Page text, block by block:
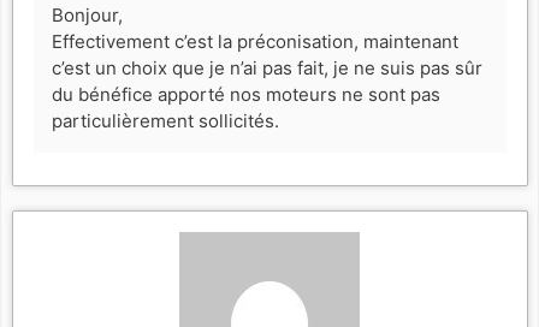
Bonjour,
Effectivement c’est la préconisation, maintenant
c’est un choix que je n’ai pas fait, je ne suis pas sûr
du bénéfice apporté nos moteurs ne sont pas
particulièrement sollicités.